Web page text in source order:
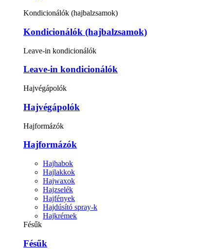
Kondicionálók (hajbalzsamok)
Kondicionálók (hajbalzsamok)
Leave-in kondicionálók
Leave-in kondicionálók
Hajvégápolók
Hajvégápolók
Hajformázók
Hajformázók
Hajhabok
Hajlakkok
Hajwaxok
Hajzselék
Hajfények
Hajdúsító spray-k
Hajkrémek
Fésűk
Fésűk